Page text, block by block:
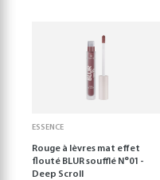
ESSENCE
Rouge à lèvres mat effet
flouté BLUR soufflé N°01 -
Deep Scroll